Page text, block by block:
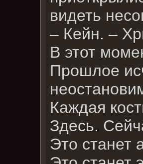
видеть
– Кейн. –
В этот
Прошлое
Каждая
Здесь.
Это станет